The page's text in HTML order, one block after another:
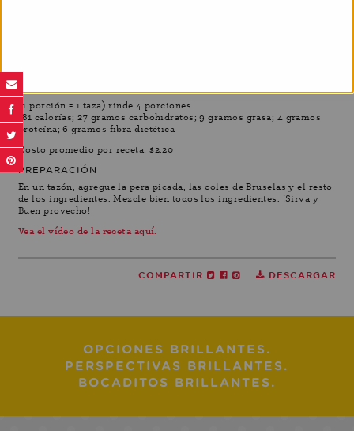
(1 porción = 1 taza) rinde 4 porciones
181 calorías; 27 gramos carbohidratos; 9 gramos grasa; 4 gramos
proteína; 6 gramos fibra dietética
Costo promedio por receta: $2.20
PREPARACIÓN
En un tazón, agregue la pera picada, las coles de Bruselas y el resto
de los ingredientes. Mezcle bien todos los ingredientes. ¡Sirva y
Buen provecho!
Vea el vídeo de la receta aquí.
COMPARTIR DESCARGAR
OPCIONES BRILLANTES.
PERSPECTIVAS BRILLANTES.
BOCADITOS BRILLANTES.